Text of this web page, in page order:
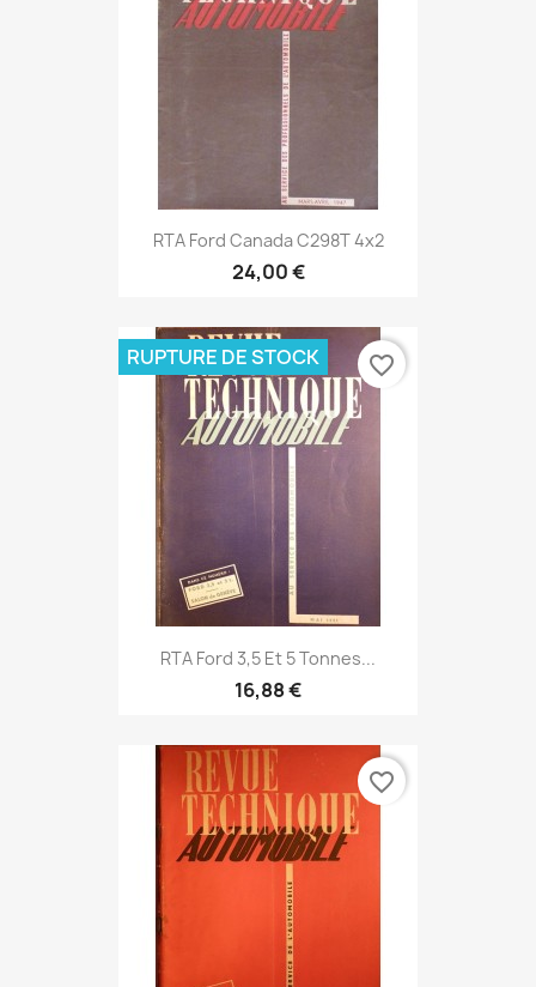
RTA Ford Canada C298T 4x2
24,00 €
RTA Ford 3,5 Et 5 Tonnes...
16,88 €
RUPTURE DE STOCK favorite_border
favorite_border